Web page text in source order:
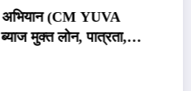
चुनें? आसान गाइड: आपके लिए